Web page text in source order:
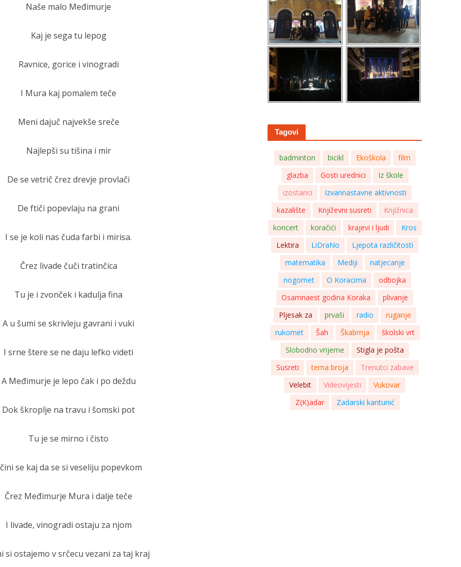
Naše malo Međimurje
Kaj je sega tu lepog
Ravnice, gorice i vinogradi
I Mura kaj pomalem teče
Meni dajuč najvekše sreče
Najlepši su tišina i mir
De se vetrič črez drevje provlači
De ftiči popevlaju na grani
I se je koli nas čuda farbi i mirisa.
Črez livade čuči tratinčica
Tu je i zvonček i kadulja fina
A u šumi se skrivleju gavrani i vuki
I srne štere se ne daju lefko videti
A Međimurje je lepo čak i po deždu
Dok škroplje na travu i šomski pot
Tu je se mirno i čisto
se kaj da se si veseliju popevkom
Črez Međimurje Mura i dalje teče
I livade, vinogradi ostaju za njom
si ostajemo v srčecu vezani za taj kraj
Tagovi
badminton bicikl Ekoškola
film
glazba
Gosti urednici
Iz škole
izostanci
Izvannastavne aktivnosti
kazalište
Književni susreti
Knjižnica
koncert
koračići krajevi i ljudi
Kros
Lektira
LiDraNo
Ljepota različitosti
matematika
Mediji
natjecanje
nogomet
O Koracima
odbojka
Osamnaest godina Koraka
plivanje
Pljesak za
prvaši radio
ruganje
rukomet
Šah Škabrnja
školski vrt
Slobodno vrijeme
Stigla je pošta
Susreti
tema broja
Trenutci zabave
Velebit
Videovijesti
Vukovar
Z(K)adar
Zadarski kantunić